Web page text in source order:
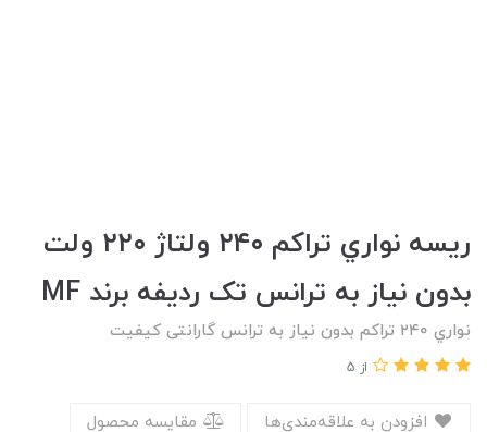
ريسه نواري تراكم ٢٤٠ ولتاژ ٢٢٠ ولت
بدون نياز به ترانس تک ردیفه برند MF
نواري ٢٤٠ تراكم بدون نياز به ترانس گارانتی کیفیت
از 5
مقایسه محصول